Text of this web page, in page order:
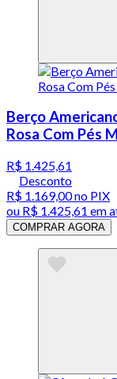
Berço
Rosa Com Pés
R$ 1.425,61
Desconto
R$ 1.169,00no PIX
ou R$ 1.425,61 em
COMPRAR AGORA